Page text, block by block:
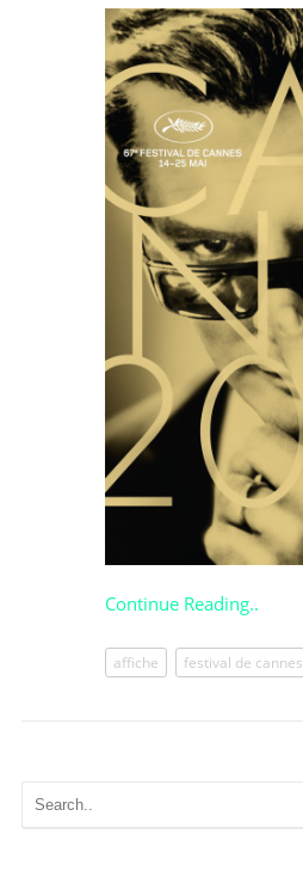
Continue Reading..
affiche festival de cannes